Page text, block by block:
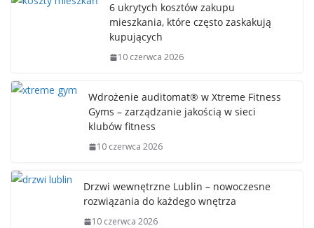
6 ukrytych kosztów zakupu
mieszkania, które często zaskakują
kupujących
10 czerwca 2026
Wdrożenie auditomat® w Xtreme Fitness
Gyms – zarządzanie jakością w sieci
klubów fitness
10 czerwca 2026
Drzwi wewnętrzne Lublin – nowoczesne
rozwiązania do każdego wnętrza
10 czerwca 2026